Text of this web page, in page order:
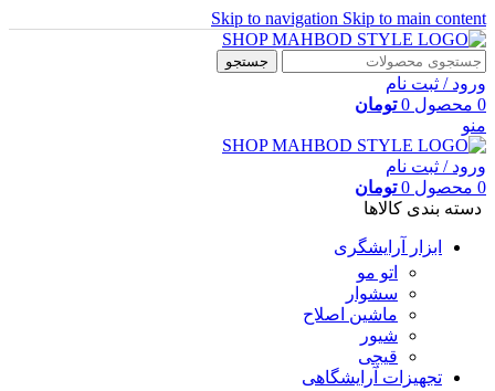
Skip to navigation Skip to main content
جستجو
ورود / ثبت نام
0 محصول 0 تومان
منو
ورود / ثبت نام
0 محصول 0 تومان
دسته بندی کالاها
ابزار آرایشگری
اتو مو
سشوار
ماشین اصلاح
شیور
قیچی
تجهیزات آرایشگاهی